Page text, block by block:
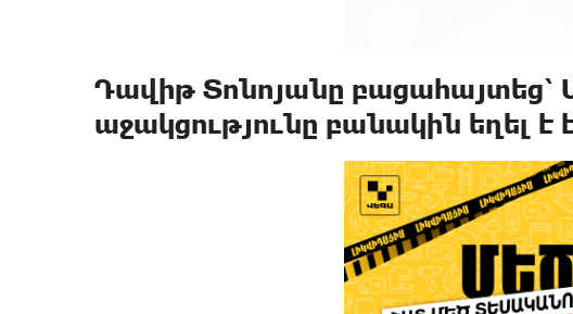
Դավիթ Տոնոյանը
աջակցությունը բանակին եղել